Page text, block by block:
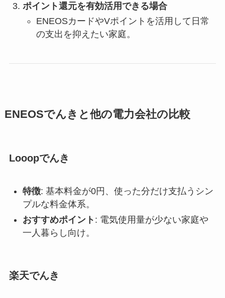
ポイント還元を有効活用できる場合
ENEOSカードやVポイントを活用して日常
の支出を抑えたい家庭。
ENEOSでんきと他の電力会社の比較
Looopでんき
特徴: 基本料金が0円、使った分だけ支払うシン
プルな料金体系。
おすすめポイント : 電気使用量が少ない家庭や
一人暮らし向け。
楽天でんき